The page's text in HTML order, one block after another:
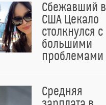
Сбежавший в
США Цекало
столкнулся с
большими
проблемами
Средняя